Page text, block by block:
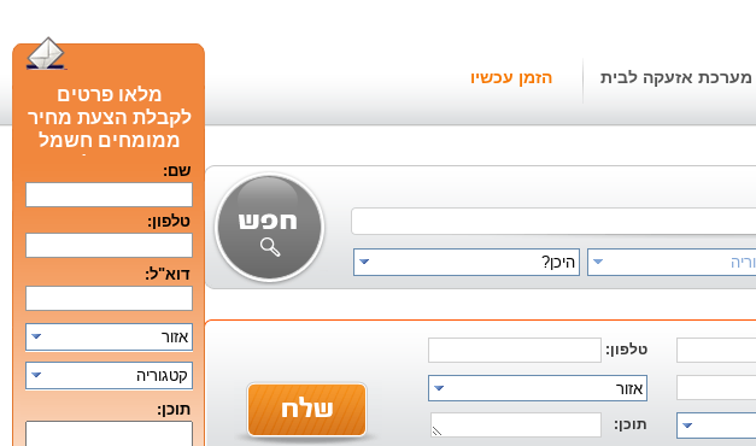
מערכת אזעקה לבית הזמן עכשיו
היכן?
טלפון:
אזור
תוכן:
מלאו פרטים
לקבלת הצעת מחיר
ממומחים חשמל
חכם מומלציםשם:
טלפון:
דוא"ל:
אזור
קטגוריה
תוכן: